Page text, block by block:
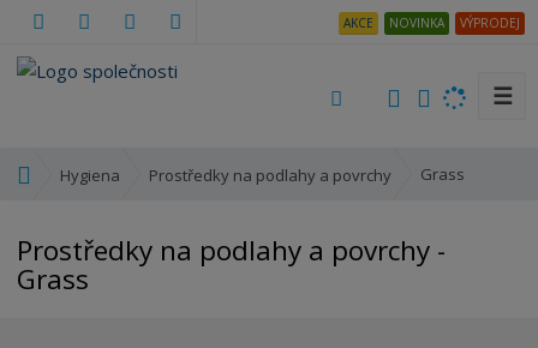
d
AKCE NOVINKA VÝPRODEJ
☰
d
n
Hygiena Prostředky na podlahy a povrchy Grass
Prostředky na podlahy a povrchy -
Grass